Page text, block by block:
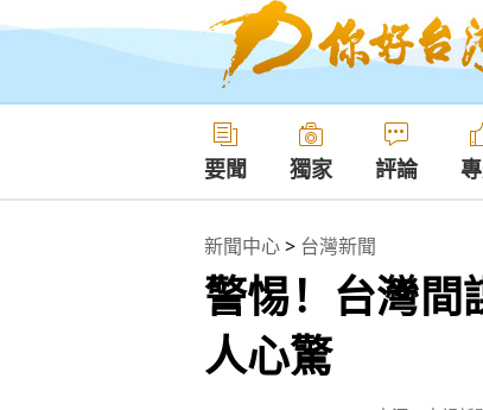
要聞 獨家 評論
新聞中心> 台灣新聞
警惕！台灣間
人心驚